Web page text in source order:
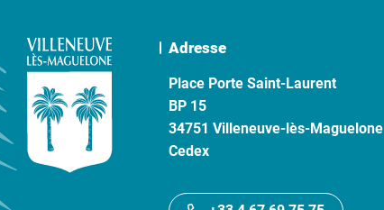
Adresse
Place Porte Saint-Laurent
BP 15
34751 Villeneuve-lès-Maguelone
Cedex